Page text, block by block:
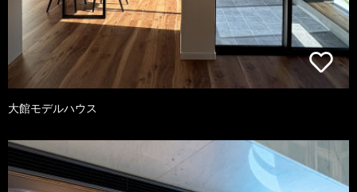
大館モデルハウス